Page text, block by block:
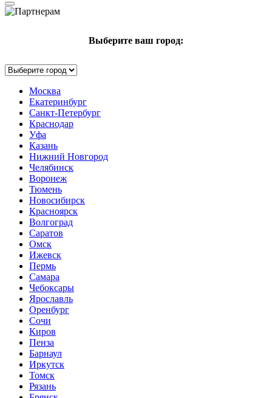
Выберите ваш город:
Москва
Екатеринбург
Санкт-Петербург
Краснодар
Уфа
Казань
Нижний Новгород
Челябинск
Воронеж
Тюмень
Новосибирск
Красноярск
Волгоград
Саратов
Омск
Ижевск
Пермь
Самара
Чебоксары
Ярославль
Оренбург
Сочи
Киров
Пенза
Барнаул
Иркутск
Томск
Рязань